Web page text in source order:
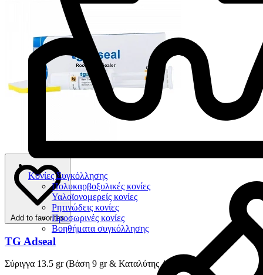
Κονίες Συγκόλλησης
Πολυκαρβοξυλικές κονίες
Υαλοϊονομερείς κονίες
Ρητινώδεις κονίες
Προσωρινές κονίες
Βοηθήματα συγκόλλησης
Add to favorites
TG Adseal
Σύριγγα 13.5 gr (Βάση 9 gr & Καταλύτης 4.5 gr)